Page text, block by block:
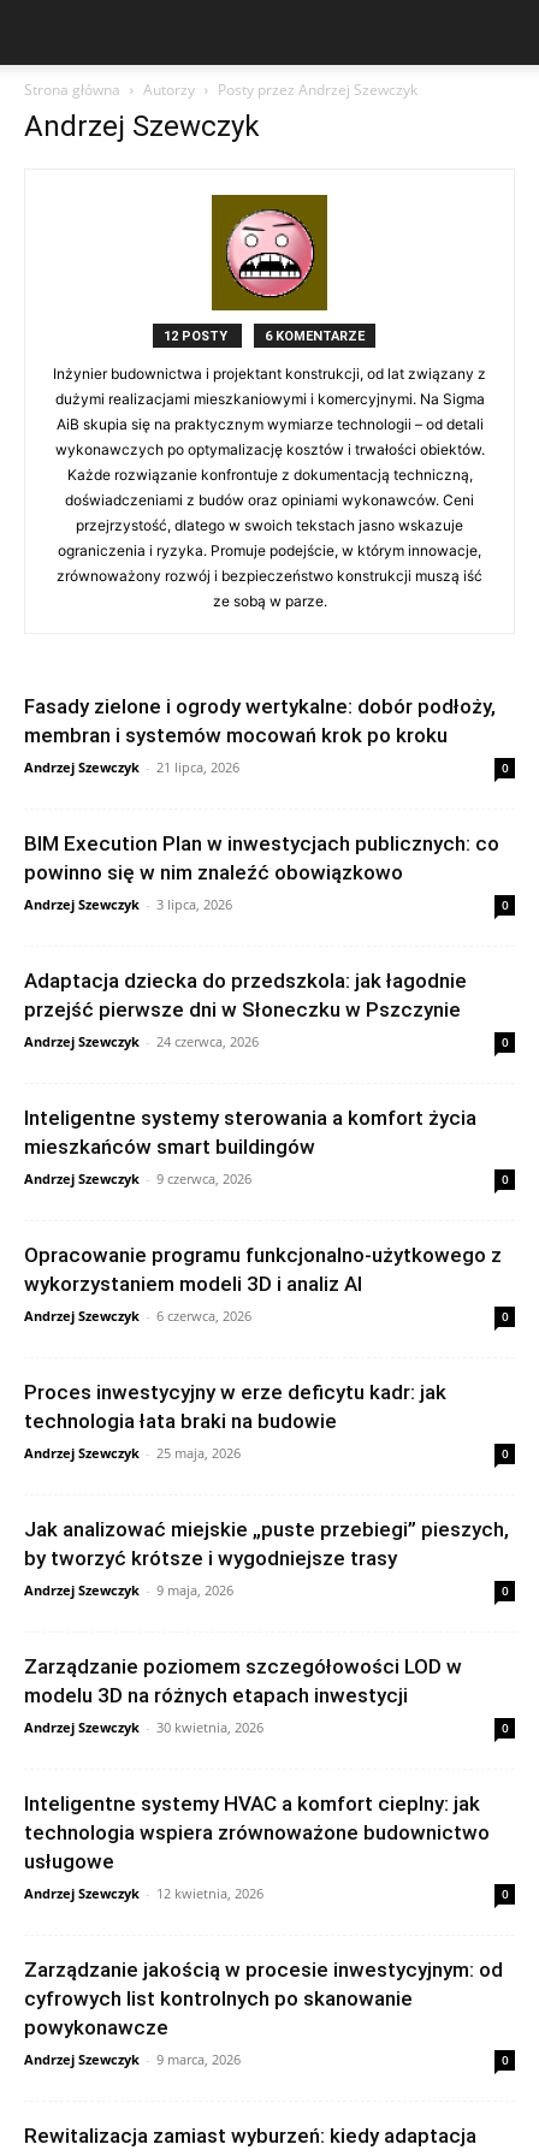
Strona główna Autorzy Posty przez Andrzej Szewczyk
Andrzej Szewczyk
12 POSTY 6 KOMENTARZE
Inżynier budownictwa i projektant konstrukcji, od lat związany z
dużymi realizacjami mieszkaniowymi i komercyjnymi. Na Sigma
AiB skupia się na praktycznym wymiarze technologii – od detali
wykonawczych po optymalizację kosztów i trwałości obiektów.
Każde rozwiązanie konfrontuje z dokumentacją techniczną,
doświadczeniami z budów oraz opiniami wykonawców. Ceni
przejrzystość, dlatego w swoich tekstach jasno wskazuje
ograniczenia i ryzyka. Promuje podejście, w którym innowacje,
zrównoważony rozwój i bezpieczeństwo konstrukcji muszą iść
ze sobą w parze.
Fasady zielone i ogrody wertykalne: dobór podłoży,
membran i systemów mocowań krok po kroku
Andrzej Szewczyk - 21 lipca, 2026 0
BIM Execution Plan w inwestycjach publicznych: co
powinno się w nim znaleźć obowiązkowo
Andrzej Szewczyk - 3 lipca, 2026 0
Adaptacja dziecka do przedszkola: jak łagodnie
przejść pierwsze dni w Słoneczku w Pszczynie
Andrzej Szewczyk - 24 czerwca, 2026 0
Inteligentne systemy sterowania a komfort życia
mieszkańców smart buildingów
Andrzej Szewczyk - 9 czerwca, 2026 0
Opracowanie programu funkcjonalno‑użytkowego z
wykorzystaniem modeli 3D i analiz AI
Andrzej Szewczyk - 6 czerwca, 2026 0
Proces inwestycyjny w erze deficytu kadr: jak
technologia łata braki na budowie
Andrzej Szewczyk - 25 maja, 2026 0
Jak analizować miejskie „puste przebiegi” pieszych,
by tworzyć krótsze i wygodniejsze trasy
Andrzej Szewczyk - 9 maja, 2026 0
Zarządzanie poziomem szczegółowości LOD w
modelu 3D na różnych etapach inwestycji
Andrzej Szewczyk - 30 kwietnia, 2026 0
Inteligentne systemy HVAC a komfort cieplny: jak
technologia wspiera zrównoważone budownictwo
usługowe
Andrzej Szewczyk - 12 kwietnia, 2026 0
Zarządzanie jakością w procesie inwestycyjnym: od
cyfrowych list kontrolnych po skanowanie
powykonawcze
Andrzej Szewczyk - 9 marca, 2026 0
Rewitalizacja zamiast wyburzeń: kiedy adaptacja